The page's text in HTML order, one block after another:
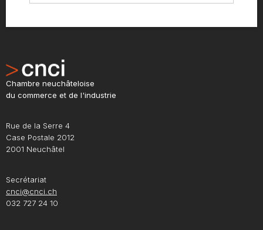
Chambre neuchâteloise
du commerce et de l'industrie
Rue de la Serre 4
Case Postale 2012
2001 Neuchâtel
Secrétariat
cnci@cnci.ch
032 727 24 10